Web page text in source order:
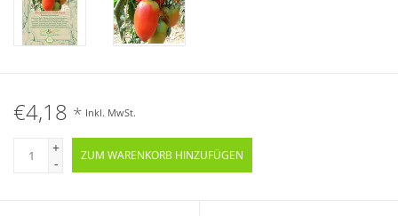
€4,18 * Inkl. MwSt.
+
-
ZUM WARENKORB HINZUFÜGEN